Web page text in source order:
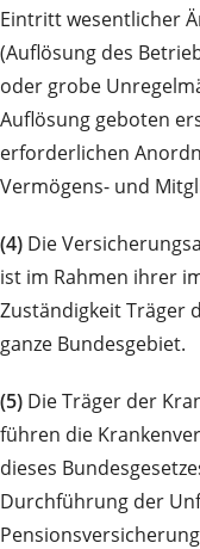
Eintritt wesentlicher
(Auflösung des
oder grobe
Auflösung geboten
erforderlichen
Vermögens- und
(4) Die
ist im Rahmen ihrer
Zuständigkeit Träger
ganze Bundesgebiet.
(5) Die Träger der
führen die
dieses
Durchführung der